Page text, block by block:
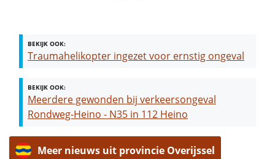
BEKIJK OOK:
Traumahelikopter ingezet voor ernstig ongeval
BEKIJK OOK:
Meerdere gewonden bij verkeersongeval
Rondweg-Heino - N35 in 112 Heino
Meer nieuws uit provincie Overijssel